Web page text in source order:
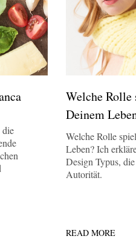
die
Welche
Deinem
Welche Rolle
Leben? Ich
Design Typus,
Autorität.
READ MORE